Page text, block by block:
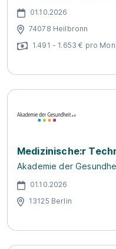
01.10.2026
74078 Heilbronn
1.491 - 1.653 € pro
Medizinische:r
Akademie der
01.10.2026
13125 Berlin